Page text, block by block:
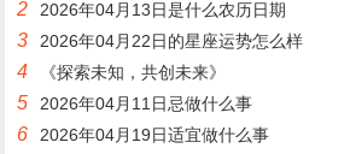
2 2026年04月13日是什么农历日期
3 2026年04月22日的星座运势怎么样
4 《探索未知，共创未来》
5 2026年04月11日忌做什么事
6 2026年04月19日适宜做什么事